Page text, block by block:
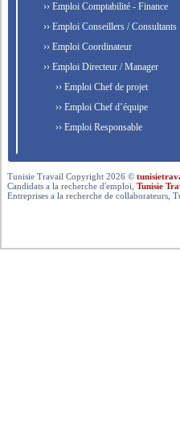
›› Emploi Comptabilité - Finance
›› Emploi Conseillers / Consultants
›› Emploi Coordinateur
›› Emploi Directeur / Manager
›› Emploi Chef de projet
›› Emploi Chef d’équipe
›› Emploi Responsable
Tunisie Travail Copyright 2026 ©
Candidats a la recherche d'emploi,Tunisie
Entreprises a la recherche de